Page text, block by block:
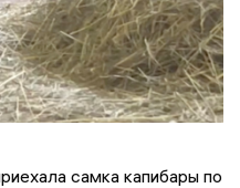
самка капибары по